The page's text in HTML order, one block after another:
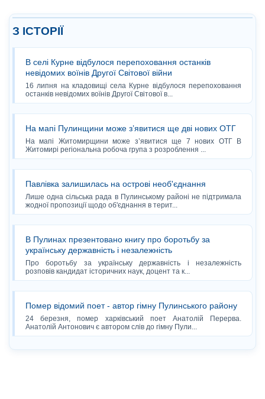
З ІСТОРІЇ
В селі Курне відбулося перепоховання останків
невідомих воїнів Другої Світової війни
16 липня на кладовищі села Курне відбулося перепоховання
останків невідомих воїнів Другої Світової в...
На мапі Пулинщини може з’явитися ще дві нових ОТГ
На мапі Житомирщини може з’явитися ще 7 нових ОТГ В
Житомирі регіональна робоча група з розроблення ...
Павлівка залишилась на острові необ'єднання
Лише одна сільська рада в Пулинському районі не підтримала
жодної пропозиції щодо об'єднання в терит...
В Пулинах презентовано книгу про боротьбу за
українську державність і незалежність
Про боротьбу за українську державність і незалежність
розповів кандидат історичних наук, доцент та к...
Помер відомий поет - автор гімну Пулинського району
24 березня, помер харківський поет Анатолій Перерва.
Анатолій Антонович є автором слів до гімну Пули...